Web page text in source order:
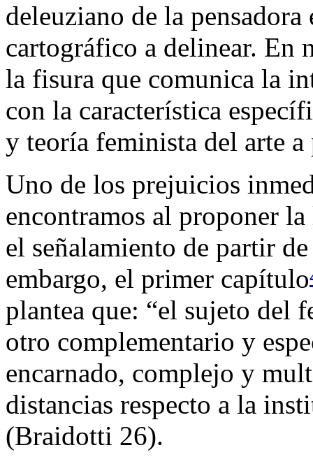
deleuziano de la
cartográfico a delinear. En
la fisura que comunica la
con la característica
y teoría feminista del arte
Uno de los prejuicios
encontramos al proponer
el señalamiento de partir
embargo, el primer capítulo
plantea que: “el sujeto del
otro complementario y
encarnado, complejo y
distancias respecto a la
(Braidotti 26).